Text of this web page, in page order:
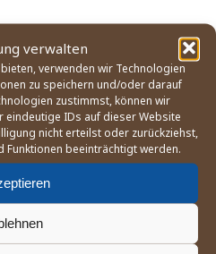
verwalten
verwenden wir Technologien
zu speichern und/oder darauf
zustimmst, können wir
eindeutige IDs auf dieser Website
nicht erteilst oder zurückziehst,
beeinträchtigt werden.
Anton Hedde setzen sich mit
BC Norden durch
bei den Olympischen
Los Angeles